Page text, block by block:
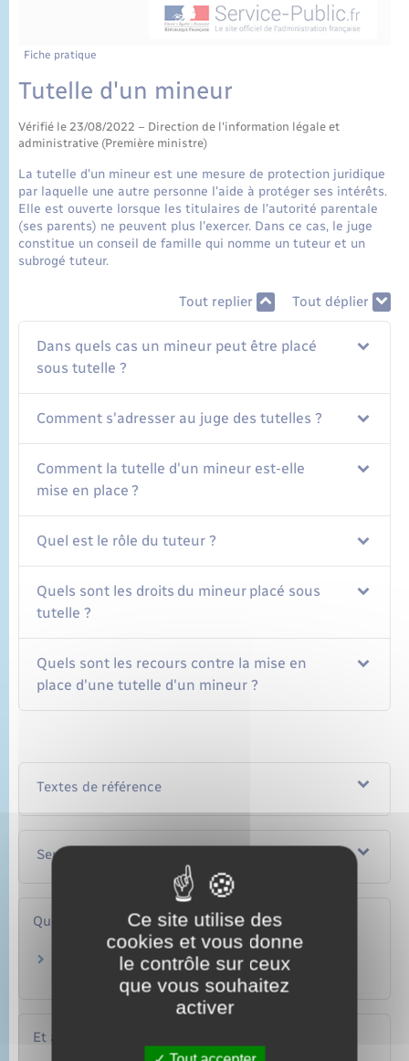
Fiche pratique
Tutelle d'un mineur
Vérifié le 23/08/2022 – Direction de l'information légale et
administrative (Première ministre)
La tutelle d'un mineur est une mesure de protection juridique
par laquelle une autre personne l'aide à protéger ses intérêts.
Elle est ouverte lorsque les titulaires de l'autorité parentale
(ses parents) ne peuvent plus l'exercer. Dans ce cas, le juge
constitue un conseil de famille qui nomme un tuteur et un
subrogé tuteur.
Tout replier Tout déplier
Dans quels cas un mineur peut être placé
sous tutelle ?
Comment s'adresser au juge des tutelles ?
Comment la tutelle d'un mineur est-elle
mise en place ?
Quel est le rôle du tuteur ?
Quels sont les droits du mineur placé sous
tutelle ?
Quels sont les recours contre la mise en
place d'une tutelle d'un mineur ?
Textes de référence
Services en ligne et formulaires
Questions ? Réponses !
Comment protéger votre enfant handicapé
quand vous ne pourrez plus le faire ?
Et aussi
Ce site utilise des
cookies et vous donne
le contrôle sur ceux
que vous souhaitez
activer